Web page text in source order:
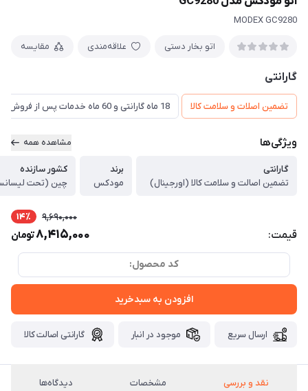
MODEX GC9280
اتو بخار دستی علاقه‌مندی مقایسه
گارانتی
تضمین اصلات و سلامت کالا 18 ماه گارانتی و 60 ماه خدمات پس از فروش و ضمانت تعویض
ویژگی‌ها مشاهده همه
گارانتی
تضمین اصالت و سلامت کالا (اورجینال)
برند
مودکس
کشور سازنده
چین (تحت
قیمت:
9,690,000 14٪
8,415,000تومان
کد محصول:
افزودن به سبدخرید
ارسال سریع موجود در انبار گارانتی اصالت کالا
نقد و بررسی مشخصات دیدگاه‌ها